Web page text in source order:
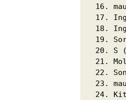
16.
17.
18.
19.
20. S
21.
22.
23.
24.